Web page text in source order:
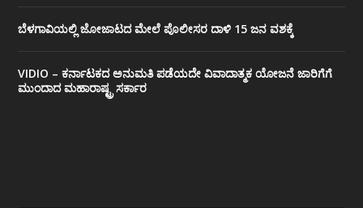
ಬೆಳಗಾವಿಯಲ್ಲಿ ಜೋಜಾಟದ ಮೇಲೆ ಪೊಲೀಸರ ದಾಳಿ 15 ಜನ ವಶಕ್ಕೆ
VIDIO – ಕರ್ನಾಟಕದ ಅನುಮತಿ ಪಡೆಯದೇ ವಿವಾದಾತ್ಮಕ ಯೋಜನೆ ಜಾರಿಗೆಗೆ
ಮುಂದಾದ ಮಹಾರಾಷ್ಟ್ರ ಸರ್ಕಾರ